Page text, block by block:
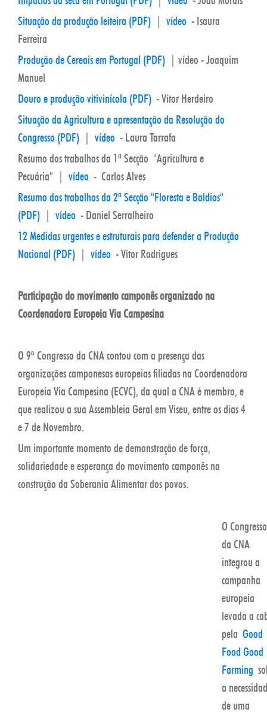
Situação da produção leiteira (PDF) | vídeo - Isaura
Ferreira
Produção de Cereais em Portugal (PDF) | vídeo - Joaquim
Manuel
Douro e produção vitivinícola (PDF) - Vitor Herdeiro
Situação da Agricultura e apresentação da Resolução do
Congresso (PDF) | vídeo - Laura Tarrafa
Resumo dos trabalhos da 1ª Secção "Agricultura e
Pecuária" | vídeo - Carlos Alves
Resumo dos trabalhos da 2ª Secção "Floresta e Baldios"
(PDF) | vídeo - Daniel Serralheiro
12 Medidas urgentes e estruturais para defender a Produção
Nacional (PDF) | vídeo - Vítor Rodrigues
Participação do movimento camponês organizado na
Coordenadora Europeia Via Campesina
O 9º Congresso da CNA contou com a presença das
organizações camponesas europeias filiadas na Coordenadora
Europeia Via Campesina (ECVC), da qual a CNA é membro, e
que realizou a sua Assembleia Geral em Viseu, entre os dias 4
e 7 de Novembro.
Um importante momento de demonstração de força,
solidariedade e esperança do movimento camponês na
construção da Soberania Alimentar dos povos.
O Congresso
da CNA
integrou a
campanha
europeia
levada a
pela Good
Food Good
Farming
a
de uma